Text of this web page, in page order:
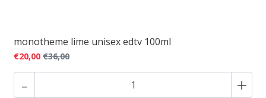
monotheme lime unisex edtv 100ml
€20,00 €36,00
- +